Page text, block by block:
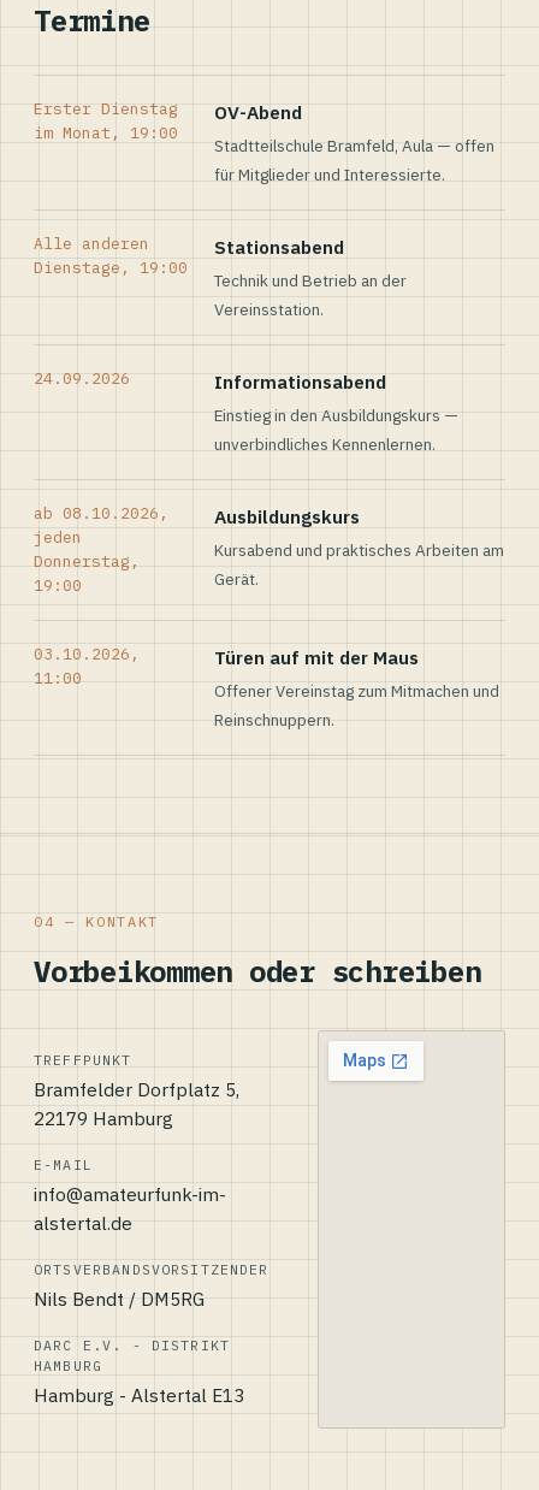
Termine
Erster Dienstag
im Monat, 19:00
OV-Abend
Stadtteilschule Bramfeld, Aula — offen
für Mitglieder und Interessierte.
Alle anderen
Dienstage, 19:00
Stationsabend
Technik und Betrieb an der
Vereinsstation.
24.09.2026 Informationsabend
Einstieg in den Ausbildungskurs —
unverbindliches Kennenlernen.
ab 08.10.2026,
jeden
Donnerstag,
19:00
Ausbildungskurs
Kursabend und praktisches Arbeiten am
Gerät.
03.10.2026,
11:00
Türen auf mit der Maus
Offener Vereinstag zum Mitmachen und
Reinschnuppern.
04 — KONTAKT
Vorbeikommen oder schreiben
TREFFPUNKT
Bramfelder Dorfplatz 5,
22179 Hamburg
E-MAIL
info@amateurfunk-im-
alstertal.de
ORTSVERBANDSVORSITZENDER
Nils Bendt / DM5RG
DARC E.V. - DISTRIKT
HAMBURG
Hamburg - Alstertal E13